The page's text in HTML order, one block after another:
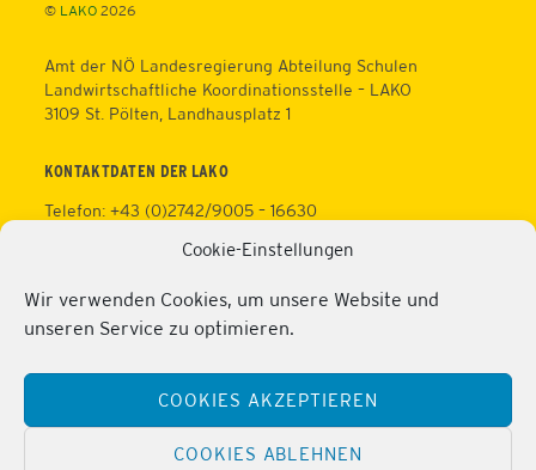
Cookie-Einstellungen
Wir verwenden Cookies, um unsere Website und
unseren Service zu optimieren.
COOKIES AKZEPTIEREN
COOKIES ABLEHNEN
© LAKO2026
Amt der NÖ Landesregierung Abteilung Schulen
Landwirtschaftliche Koordinationsstelle – LAKO
3109 St. Pölten, Landhausplatz 1
KONTAKTDATEN DER LAKO
Telefon: +43 (0)2742/9005 – 16630
https://lako.at
Datenschutz
Impressum
Telefon: +43 (0)2286/2202
Mobil: +43 (0)676/81213100